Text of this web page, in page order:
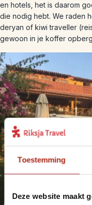
Toestemming
Deze website maakt
en hotels, het is daarom
die nodig hebt. We raden
deryan of kiwi traveller
gewoon in je koffer